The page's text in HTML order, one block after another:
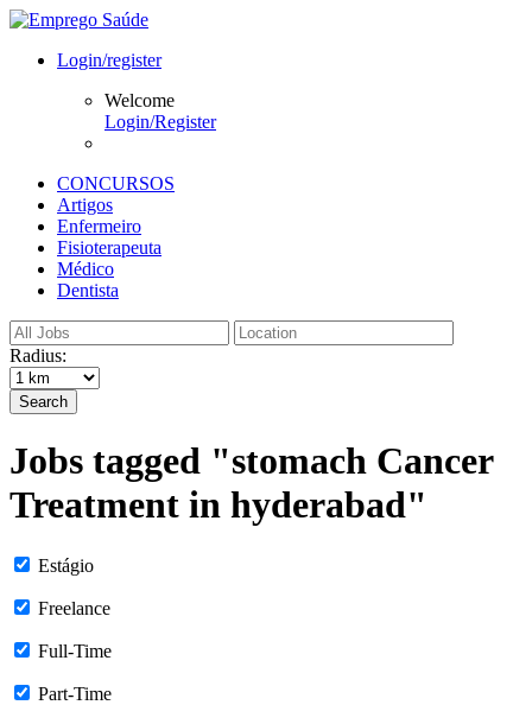
Login/register
Welcome
Login/Register
CONCURSOS
Artigos
Enfermeiro
Fisioterapeuta
Médico
Dentista
Radius:
Search
Jobs tagged "stomach Cancer
Treatment in hyderabad"
Estágio
Freelance
Full-Time
Part-Time